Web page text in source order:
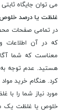
می توان جایگاه
غلظت یا درصد خلوص
در تمامی صفحات
که در آن
معناست که شما
هستید. عدم توجه به
کرد. هنگام خرید
مورد نیاز شما را
خلوص یا غلظت یک